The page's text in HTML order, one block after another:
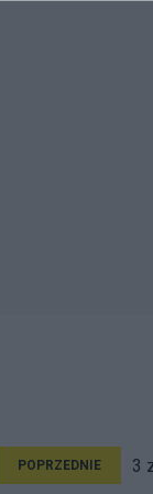
POPRZEDNIE 3